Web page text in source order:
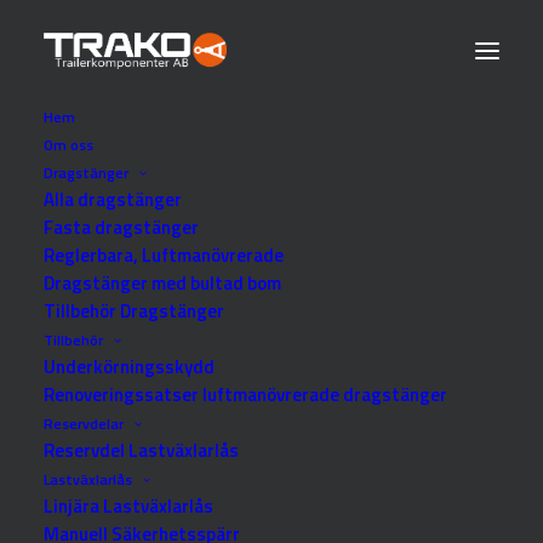
Hem
Om oss
Dragstänger
Alla dragstänger
Fasta dragstänger
Reglerbara, Luftmanövrerade
Dragstänger med bultad bom
Tillbehör Dragstänger
Tillbehör
Underkörningsskydd
Renoveringssatser luftmanövrerade dragstänger
Reservdelar
Reservdel Lastväxlarlås
Lastväxlarlås
Linjära Lastväxlarlås
Manuell Säkerhetsspärr
Drag 2021
Se alla kategorier
Reservdel Dragstänger
Tillbehör Dragstänger